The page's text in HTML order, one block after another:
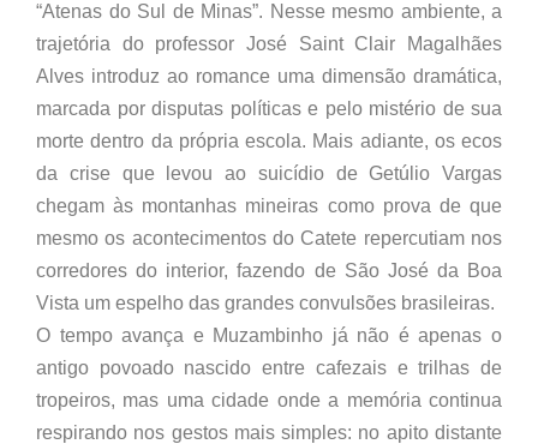
“Atenas do Sul de Minas”. Nesse mesmo ambiente, a
trajetória do professor José Saint Clair Magalhães
Alves introduz ao romance uma dimensão dramática,
marcada por disputas políticas e pelo mistério de sua
morte dentro da própria escola. Mais adiante, os ecos
da crise que levou ao suicídio de Getúlio Vargas
chegam às montanhas mineiras como prova de que
mesmo os acontecimentos do Catete repercutiam nos
corredores do interior, fazendo de São José da Boa
Vista um espelho das grandes convulsões brasileiras.
O tempo avança e Muzambinho já não é apenas o
antigo povoado nascido entre cafezais e trilhas de
tropeiros, mas uma cidade onde a memória continua
respirando nos gestos mais simples: no apito distante